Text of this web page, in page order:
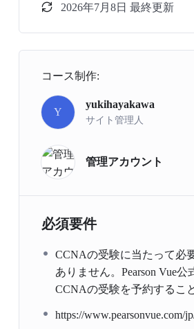
2026年7月8日 最終更新
コース制作:
Y
yukihayakawa
サイト管理人
管理アカウント
必須要件
CCNAの受験に当たって必
ありません。Pearson Vue公
CCNAの受験を予約するこ
https://www.pearsonvue.com/